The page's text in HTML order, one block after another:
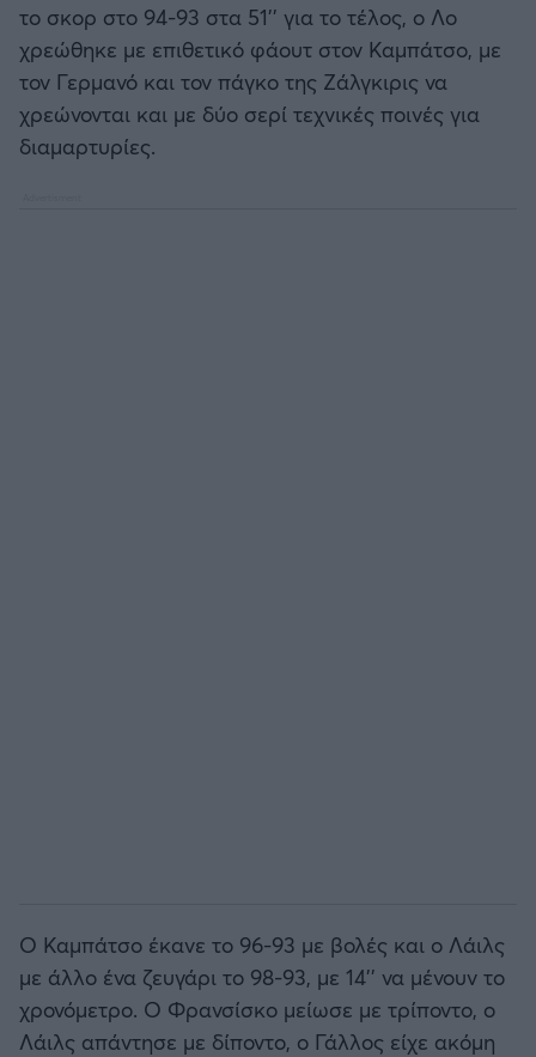
το σκορ στο 94-93 στα 51'' για το τέλος, ο Λο
χρεώθηκε με επιθετικό φάουτ στον Καμπάτσο, με
τον Γερμανό και τον πάγκο της Ζάλγκιρις να
χρεώνονται και με δύο σερί τεχνικές ποινές για
διαμαρτυρίες.
Ο Καμπάτσο έκανε το 96-93 με βολές και ο Λάιλς
με άλλο ένα ζευγάρι το 98-93, με 14'' να μένουν το
χρονόμετρο. Ο Φρανσίσκο μείωσε με τρίποντο, ο
Λάιλς απάντησε με δίποντο, ο Γάλλος είχε ακόμη